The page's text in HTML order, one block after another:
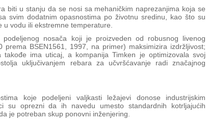
biti u stanju da se nosi sa mehaničkim naprezanjima koja se
svim dodatnim opasnostima po životnu sredinu, kao što su
vodu ili ekstremne temperature.
podeljenog nosača koji je proizveden od robusnog livenog
prema BSEN1561, 1997, na primer) maksimizira izdržljivost;
takođe ima uticaj, a kompanija Timken je optimizovala svoj
uključivanjem rebara za učvršćavanje radi značajnog
koje podeljeni valjkasti ležajevi donose industrijskim
su oprezni da ih navedu umesto standardnih kotrljajućih
je potreban skup ponovni inženjering.